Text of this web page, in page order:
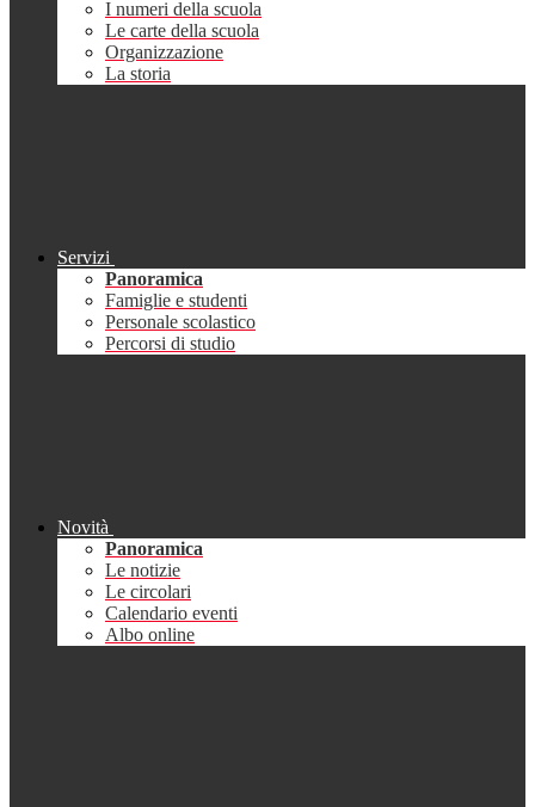
I numeri della scuola
Le carte della scuola
Organizzazione
La storia
Servizi
Panoramica
Famiglie e studenti
Personale scolastico
Percorsi di studio
Novità
Panoramica
Le notizie
Le circolari
Calendario eventi
Albo online